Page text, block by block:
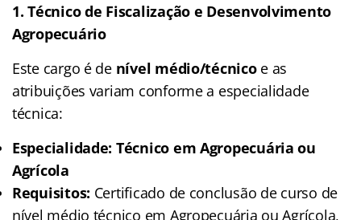
1. Técnico de Fiscalização e Desenvolvimento
Agropecuário
Este cargo é de nível médio/técnicoe as
atribuições variam conforme a especialidade
técnica:
Especialidade: Técnico em Agropecuária ou
Agrícola
Requisitos: Certificado de conclusão de curso de
nível médio técnico em Agropecuária ou Agrícola,